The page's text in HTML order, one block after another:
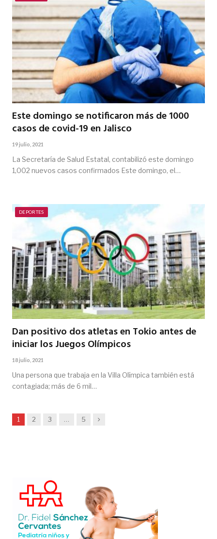
Este domingo se notificaron más de 1000
casos de covid-19 en Jalisco
19 julio, 2021
La Secretaría de Salud Estatal, contabilizó este domingo
1,002 nuevos casos confirmados Este domingo, el…
DEPORTES
Dan positivo dos atletas en Tokio antes de
iniciar los Juegos Olímpicos
18 julio, 2021
Una persona que trabaja en la Villa Olímpica también está
contagiada; más de 6 mil…
1 2 3 5 Siguiente